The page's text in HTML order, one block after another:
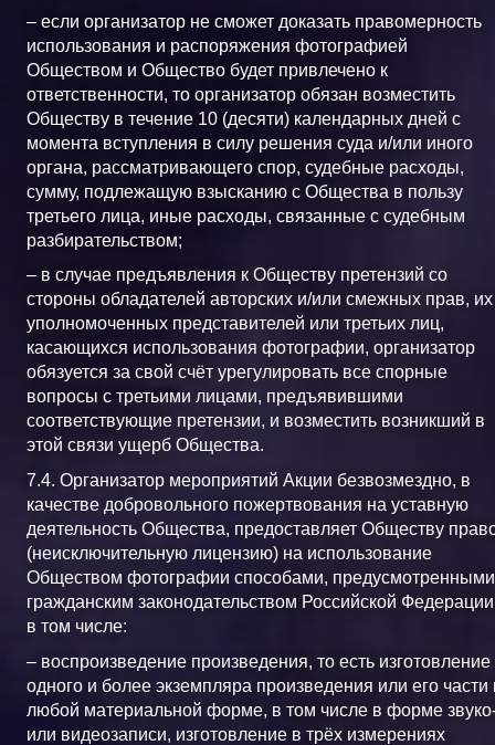
– если организатор не сможет доказать правомерность
использования и распоряжения фотографией
Обществом и Общество будет привлечено к
ответственности, то организатор обязан возместить
Обществу в течение 10 (десяти) календарных дней с
момента вступления в силу решения суда и/или иного
органа, рассматривающего спор, судебные расходы,
сумму, подлежащую взысканию с Общества в пользу
третьего лица, иные расходы, связанные с судебным
разбирательством;
– в случае предъявления к Обществу претензий со
стороны обладателей авторских и/или смежных прав, их
уполномоченных представителей или третьих лиц,
касающихся использования фотографии, организатор
обязуется за свой счёт урегулировать все спорные
вопросы с третьими лицами, предъявившими
соответствующие претензии, и возместить возникший в
этой связи ущерб Общества.
7.4. Организатор мероприятий Акции безвозмездно, в
качестве добровольного пожертвования на уставную
деятельность Общества, предоставляет Обществу
(неисключительную лицензию) на использование
Обществом фотографии способами, предусмотренными
гражданским законодательством Российской
в том числе:
– воспроизведение произведения, то есть изготовление
одного и более экземпляра произведения или его части
любой материальной форме, в том числе в форме
или видеозаписи, изготовление в трёх измерениях